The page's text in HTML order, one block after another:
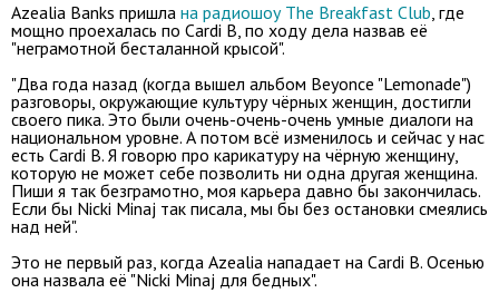
Azealia Banks пришла на радиошоу The Breakfast Club, где
мощно проехалась по Cardi B, по ходу дела назвав её
"неграмотной бесталанной крысой".
"Два года назад (когда вышел альбом Beyonce "Lemonade")
разговоры, окружающие культуру чёрных женщин, достигли
своего пика. Это были очень-очень-очень умные диалоги на
национальном уровне. А потом всё изменилось и сейчас у нас
есть Cardi B. Я говорю про карикатуру на чёрную женщину,
которую не может себе позволить ни одна другая женщина.
Пиши я так безграмотно, моя карьера давно бы закончилась.
Если бы Nicki Minaj так писала, мы бы без остановки смеялись
над ней".
Это не первый раз, когда Azealia нападает на Cardi B. Осенью
она назвала её "Nicki Minaj для бедных".